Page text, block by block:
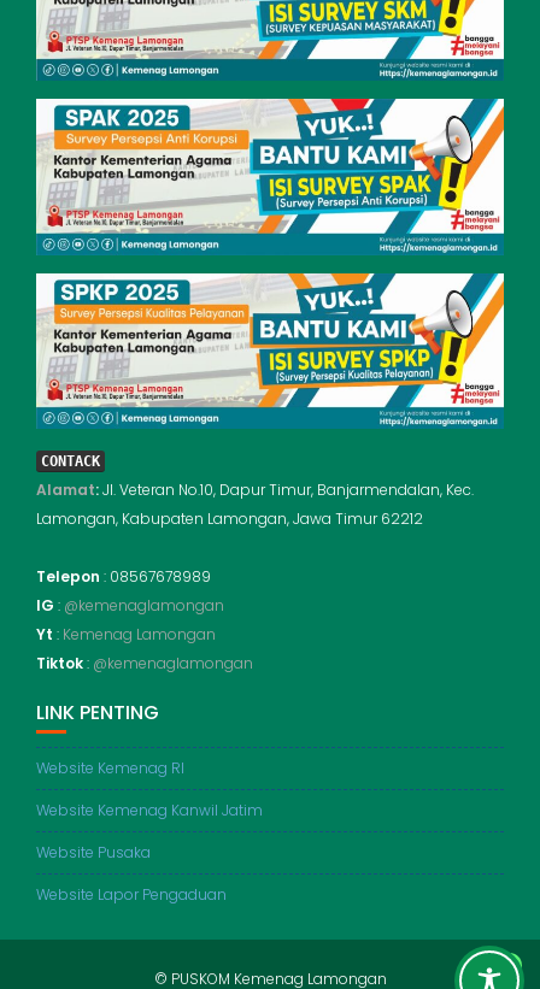
CONTACK
Alamat:Jl. Veteran No.10, Dapur Timur, Banjarmendalan, Kec.
Lamongan, Kabupaten Lamongan, Jawa Timur 62212
Telepon : 08567678989
IG : @kemenaglamongan
Yt : Kemenag Lamongan
Tiktok: @kemenaglamongan
LINK PENTING
Website Kemenag RI
Website Kemenag Kanwil Jatim
Website Pusaka
Website Lapor Pengaduan
© PUSKOM Kemenag Lamongan